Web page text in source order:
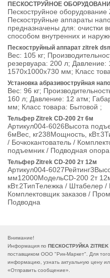
ПЕСКОСТРУЙНОЕ ОБОРУДОВАНИЕ
Пескоструйное
Пескоструйные аппараты
предназначены для: очистки
способом внутренних и
Пескоструйный аппарат zitrek
Вес: 105 кг;
резервуара: 200 л; Давление:
1570х1000х730 мм; Класс
Установка абразивоструйная
Вес: 96 кг;
160 л; Давление: 12 атм;
мм; Класс товара: Бытовой ;
Тельфер Zitrek CD-200 2т 6м
Артикул004-6026Высота
6мВес, кг238Мощность,
/ Бочкокантователь /
подъемник / Подводная
Тельфер Zitrek CD-200 2т 12м
Артикул004-
мм12000МодельCD-200 2т
кВт.2ТипТележка / Штабелер /
Комплектовщик заказов /
Подводна
Внимание!
Информация по ПЕСКОСТРУЙКА ZITREK
поставщиком ООО "Рик-Маркет". Для
информацию, узнать актуальную цену
«Отправить сообщение».